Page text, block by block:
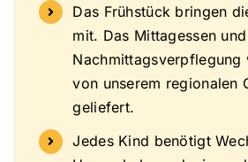
Das Frühstück bringen
mit. Das Mittagessen
Nachmittagsverpflegung
von unserem regionalen
geliefert.
Jedes Kind benötigt